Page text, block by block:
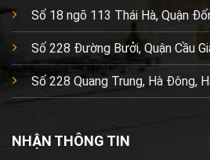
Số 18 ngõ 113 Thái Hà, Quận
Số 228 Đường Bưởi, Quận Cầu
Số 228 Quang Trung, Hà Đông,
NHẬN THÔNG TIN